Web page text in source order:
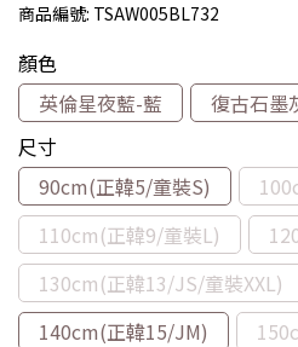
商品編號: TSAW005BL732
顏色
英倫星夜藍-藍
復古石墨
尺寸
90cm(正韓5/童裝S)
110cm(正韓9/童裝L)
130cm(正韓13/JS/童裝XXL)
140cm(正韓15/JM)